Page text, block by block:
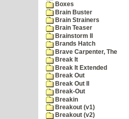
Boxes
Brain Buster
Brain Strainers
Brain Teaser
Brainstorm II
Brands Hatch
Brave Carpenter, The
Break It
Break It Extended
Break Out
Break Out II
Break-Out
Breakin
Breakout (v1)
Breakout (v2)